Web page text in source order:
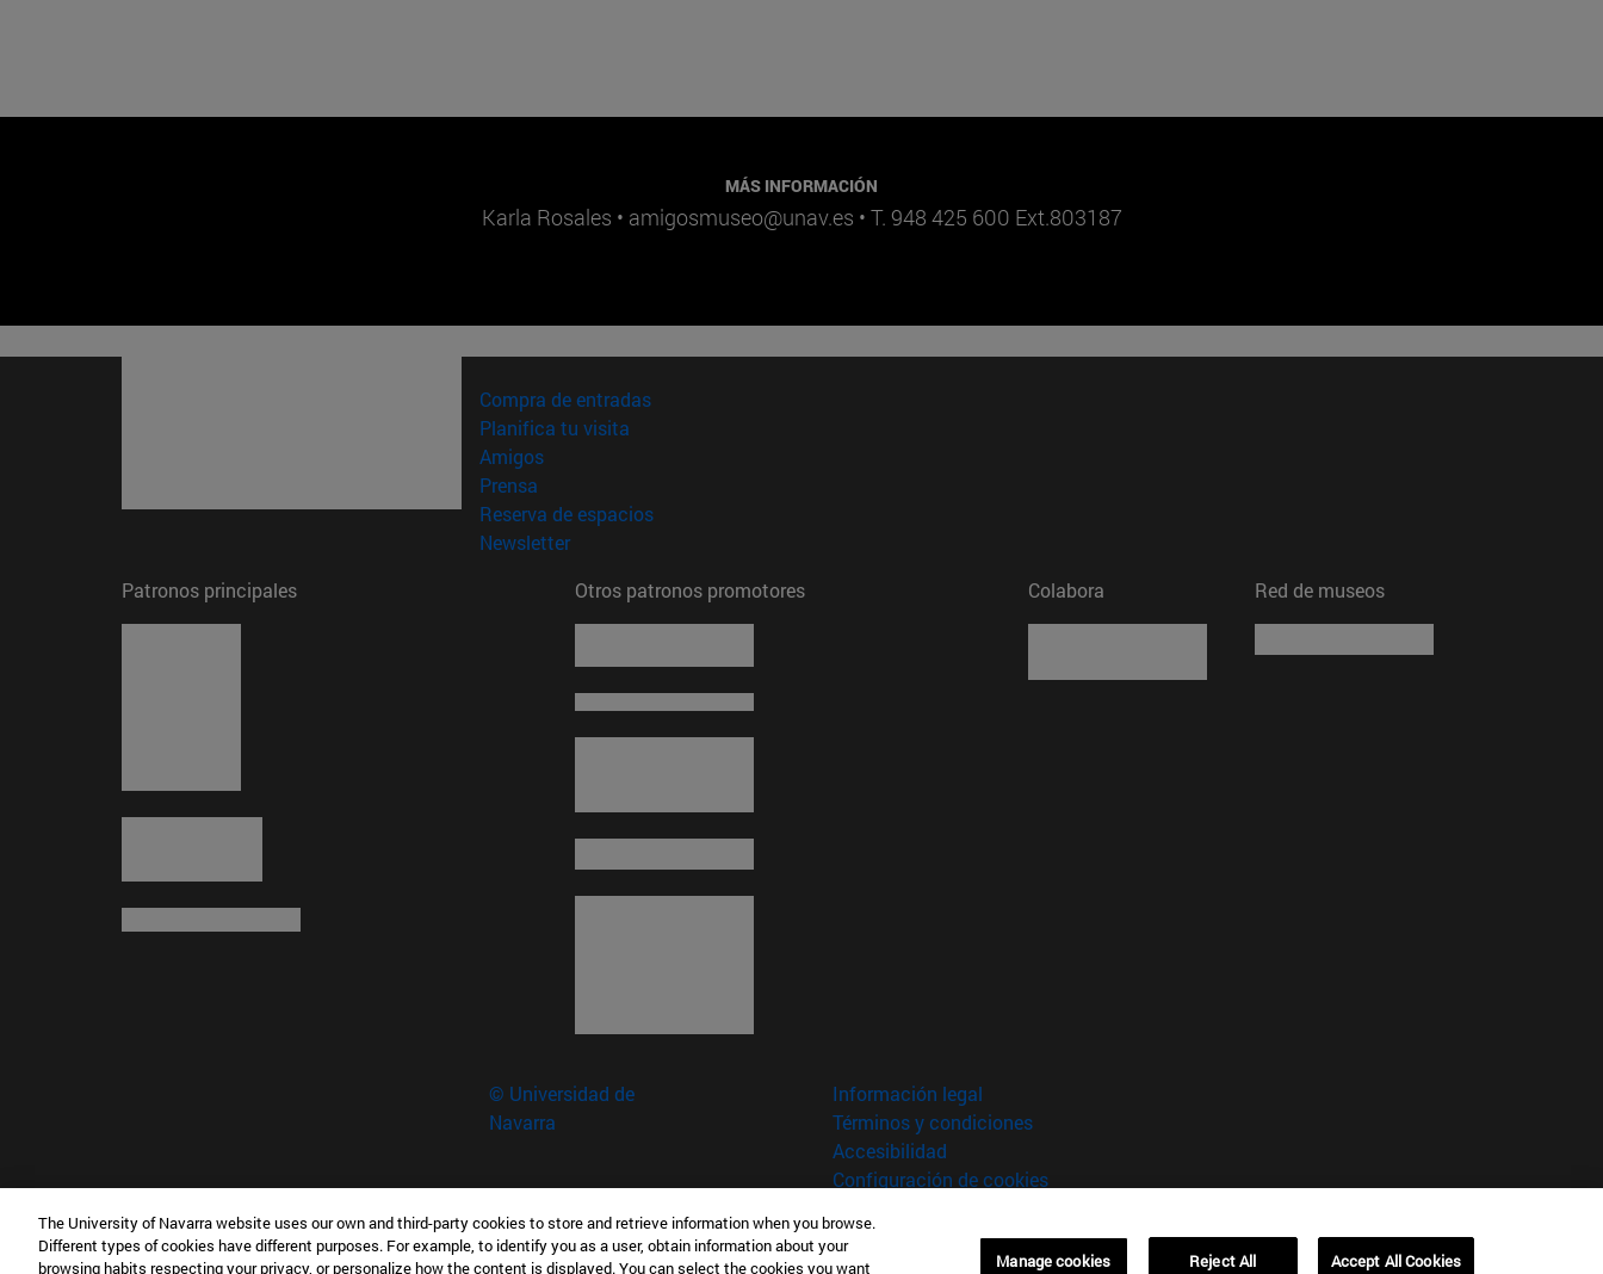
MÁS INFORMACIÓN
Karla Rosales • amigosmuseo@unav.es • T. 948 425 600 Ext.803187
Compra de entradas(abre en nueva ventana)
Planifica tu visita
Amigos(abre en nueva ventana)
Prensa
Reserva de espacios(abre en nueva ventana)
Newsletter(abre en nueva ventana)
Patronos principales
Otros patronos promotores Colabora Red de museos
© Universidad de
Navarra
Información legal
Términos y condiciones
Accesibilidad
Configuración de cookies
Museo Universidad de Navarra
Campus Universitario s/n 31009 Pamplona España
The University of Navarra website uses our own and third-party cookies to store and retrieve information when you browse.
Different types of cookies have different purposes. For example, to identify you as a user, obtain information about your
browsing habits respecting your privacy, or personalize how the content is displayed. You can select the cookies you want
Manage cookies Reject All Accept All Cookies